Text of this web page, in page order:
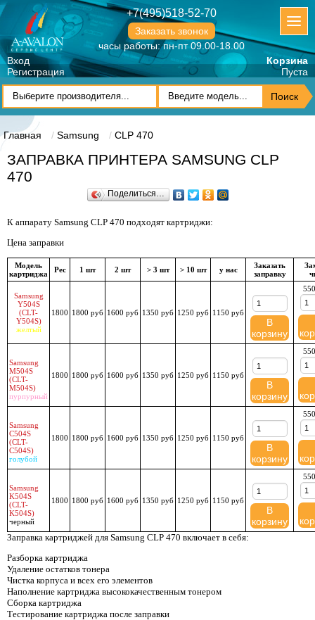
+7(495)518-52-70
Заказать звонок
часы работы: пн-пт 09.00-18.00
Вход
Регистрация
Корзина
Пуста
Главная Samsung CLP 470
ЗАПРАВКА ПРИНТЕРА SAMSUNG CLP
470
Поделиться…
К аппарату Samsung CLP 470 подходят картриджи:
Цена заправки
Модель
картриджа
Рес 1 шт 2 шт > 3 шт > 10 шт у нас
Заказать
заправку
Samsung
Y504S
(CLT-
Y504S)
желтый
1800 1800 руб 1600 руб 1350 руб 1250 руб 1150 руб
В
корзину
Samsung
M504S
(CLT-
M504S)
пурпурный
1800 1800 руб 1600 руб 1350 руб 1250 руб 1150 руб
В
корзину
Samsung
C504S
(CLT-
C504S)
голубой
1800 1800 руб 1600 руб 1350 руб 1250 руб 1150 руб
В
корзину
Samsung
K504S
(CLT-
K504S)
черный
1800 1800 руб 1600 руб 1350 руб 1250 руб 1150 руб
В
корзину
Заправка картриджей для Samsung CLP 470 включает в себя:
Разборка картриджа
Удаление остатков тонера
Чистка корпуса и всех его элементов
Наполнение картриджа высококачественным тонером
Сборка картриджа
Тестирование картриджа после заправки